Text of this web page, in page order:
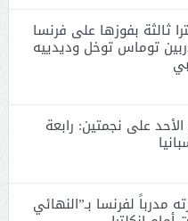
إنكلترا ثالثة بفوزها على فرنسا
توماس توخل وديدييه
الأحد على نجمتين: رابعة
مدرباً لفرنسا بـ”النهائي